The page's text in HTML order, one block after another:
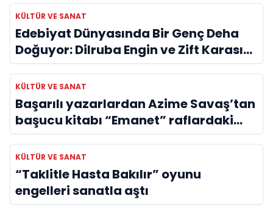
KÜLTÜR VE SANAT
Edebiyat Dünyasında Bir Genç Deha
Doğuyor: Dilruba Engin ve Zift Karası
Evreni ‘AVENOİR’
KÜLTÜR VE SANAT
Başarılı yazarlardan Azime Savaş’tan
başucu kitabı “Emanet” raflardaki
yerini aldı
KÜLTÜR VE SANAT
“Taklitle Hasta Bakılır” oyunu
engelleri sanatla aştı